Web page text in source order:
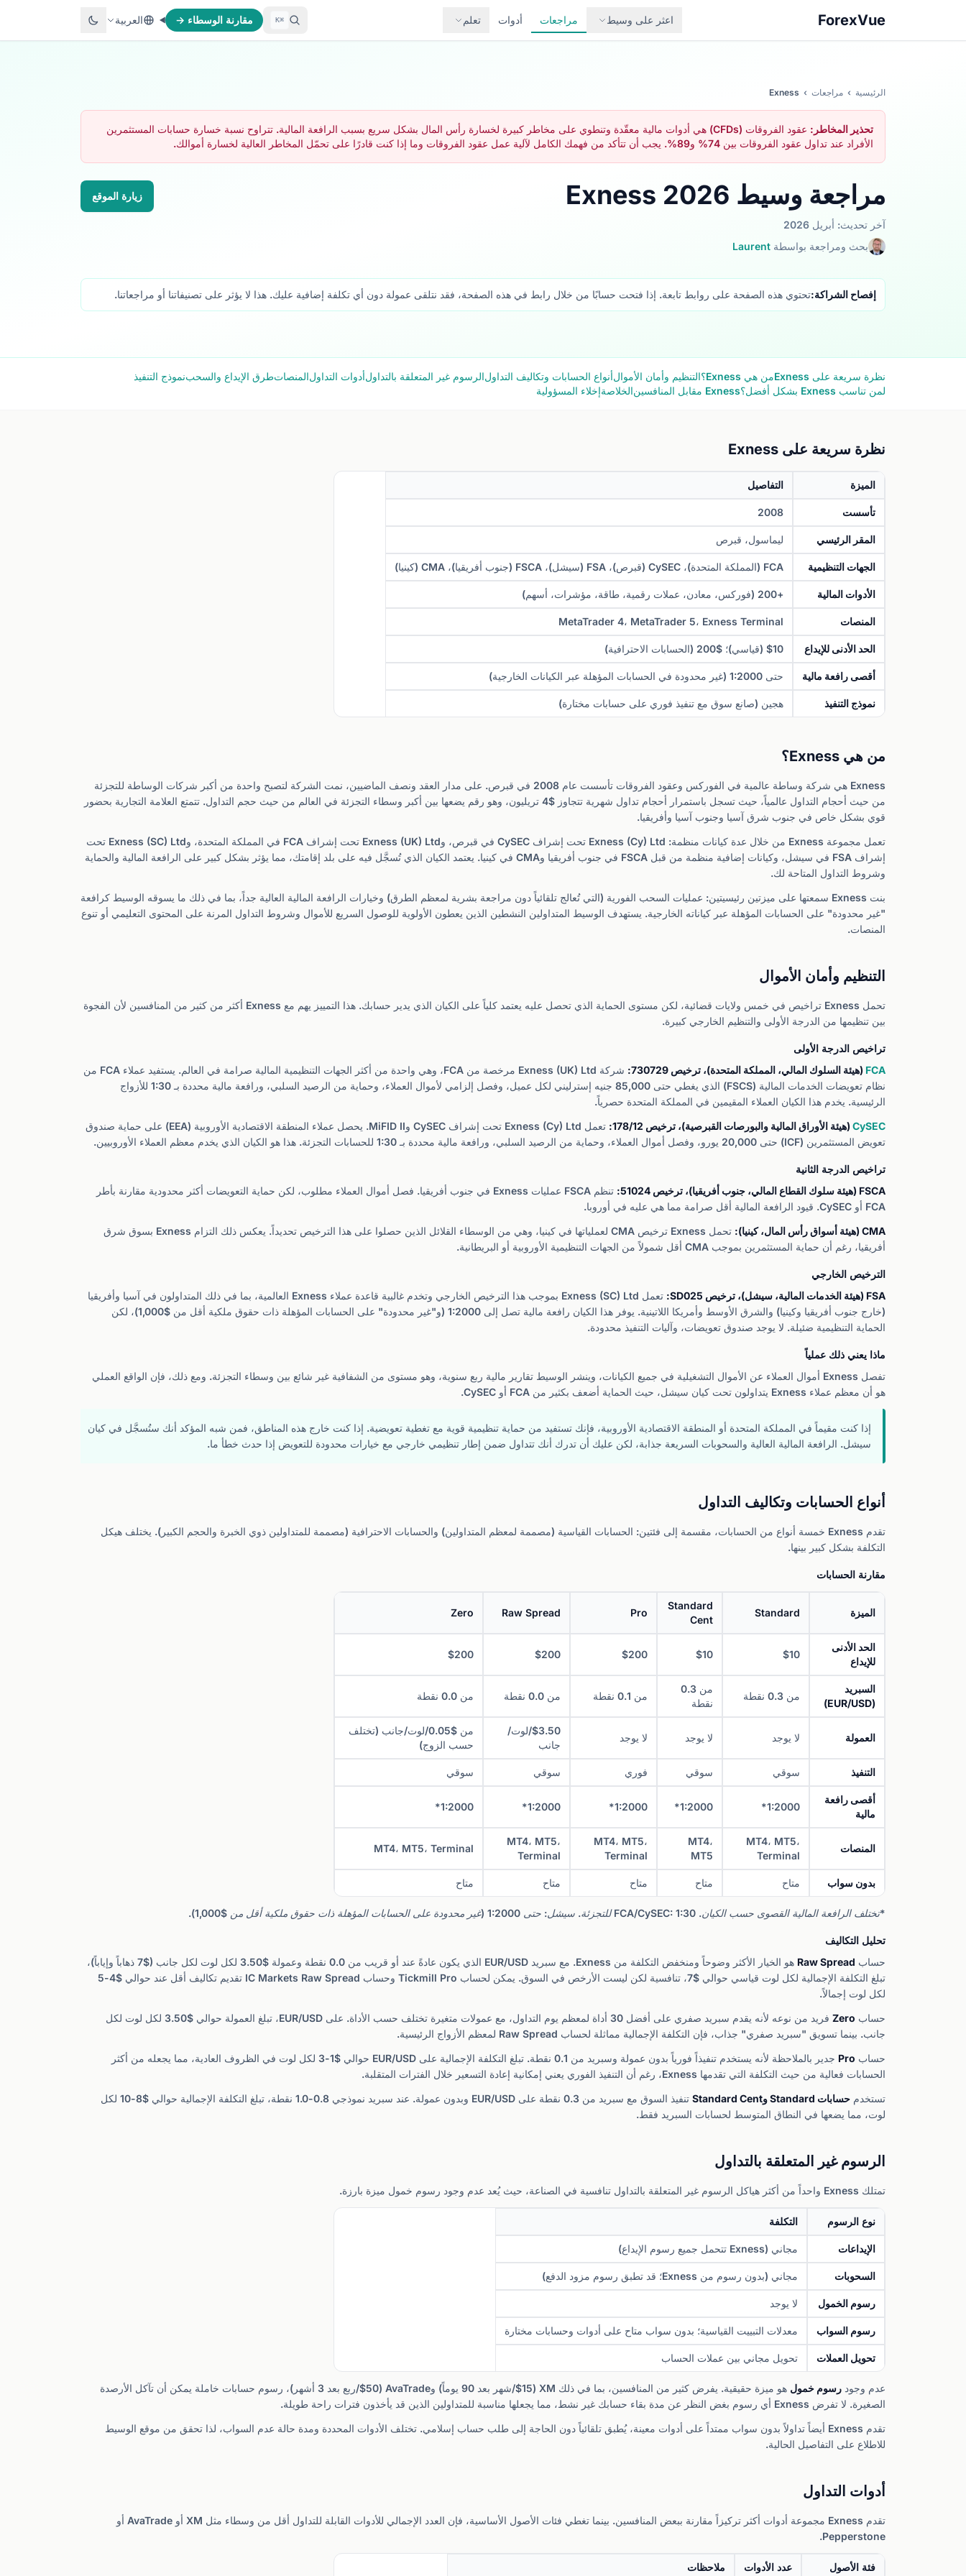
ForexVue اعثر على وسيط مراجعات أدوات تعلم ⌘K مقارنة الوسطاء → العربية
الرئيسية › مراجعات ›
Exness
تحذير المخاطر:
عقود الفروقات (CFDs) هي أدوات مالية معقّدة وتنطوي على مخاطر كبيرة لخسارة رأس المال بشكل سريع بسبب الرافعة المالية. تتراوح نسبة خسارة حسابات المستثمرين
الأفراد عند تداول عقود الفروقات بين 74% و89%. يجب أن تتأكد من فهمك الكامل لآلية عمل عقود الفروقات وما إذا كنت قادرًا على تحمّل المخاطر العالية لخسارة أموالك.
مراجعة وسيط Exness 2026
آخر تحديث: أبريل 2026
بحث ومراجعة بواسطة Laurent
زيارة الموقع
إفصاح الشراكة:تحتوي هذه الصفحة على روابط تابعة. إذا فتحت حسابًا من خلال رابط في هذه الصفحة، فقد نتلقى عمولة دون أي تكلفة إضافية عليك. هذا لا يؤثر على تصنيفاتنا أو مراجعاتنا.
نظرة سريعة على Exness من هي Exness؟ التنظيم وأمان الأموالأنواع الحسابات وتكاليف التداولالرسوم غير المتعلقة بالتداولأدوات التداولالمنصاتطرق الإيداع والسحبنموذج التنفيذ
لمن تناسب Exness بشكل أفضل؟
Exness مقابل المنافسين الخلاصةإخلاء المسؤولية
نظرة سريعة على Exness
الميزة التفاصيل
تأسست 2008
المقر الرئيسي ليماسول، قبرص
الجهات التنظيمية FCA (المملكة المتحدة)، CySEC (قبرص)، FSA (سيشل)، FSCA (جنوب أفريقيا)، CMA (كينيا)
الأدوات المالية +200 (فوركس، معادن، عملات رقمية، طاقة، مؤشرات، أسهم)
المنصات MetaTrader 4، MetaTrader 5، Exness Terminal
الحد الأدنى للإيداع $10 (قياسي)؛ $200 (الحسابات الاحترافية)
أقصى رافعة مالية حتى 1:2000 (غير محدودة في الحسابات المؤهلة عبر الكيانات الخارجية)
نموذج التنفيذ هجين (صانع سوق مع تنفيذ فوري على حسابات مختارة)
من هي Exness؟
Exness هي شركة وساطة عالمية في الفوركس وعقود الفروقات تأسست عام 2008 في قبرص. على مدار العقد ونصف الماضيين، نمت الشركة لتصبح واحدة من أكبر شركات الوساطة للتجزئة
من حيث أحجام التداول عالمياً، حيث تسجل باستمرار أحجام تداول شهرية تتجاوز $4 تريليون، وهو رقم يضعها بين أكبر وسطاء التجزئة في العالم من حيث حجم التداول. تتمتع العلامة التجارية بحضور
قوي بشكل خاص في جنوب شرق آسيا وجنوب آسيا وأفريقيا.
تعمل مجموعة Exness من خلال عدة كيانات منظمة: Exness (Cy) Ltd تحت إشراف CySEC في قبرص، وExness (UK) Ltd تحت إشراف FCA في المملكة المتحدة، وExness (SC) Ltd تحت
إشراف FSA في سيشل، وكيانات إضافية منظمة من قبل FSCA في جنوب أفريقيا وCMA في كينيا. يعتمد الكيان الذي تُسجَّل فيه على بلد إقامتك، مما يؤثر بشكل كبير على الرافعة المالية والحماية
وشروط التداول المتاحة لك.
بنت Exness سمعتها على ميزتين رئيسيتين: عمليات السحب الفورية (التي تُعالج تلقائياً دون مراجعة بشرية لمعظم الطرق) وخيارات الرافعة المالية العالية جداً، بما في ذلك ما يسوقه الوسيط كرافعة
"غير محدودة" على الحسابات المؤهلة عبر كياناته الخارجية. يستهدف الوسيط المتداولين النشطين الذين يعطون الأولوية للوصول السريع للأموال وشروط التداول المرنة على المحتوى التعليمي أو تنوع
المنصات.
التنظيم وأمان الأموال
تحمل Exness تراخيص في خمس ولايات قضائية، لكن مستوى الحماية الذي تحصل عليه يعتمد كلياً على الكيان الذي يدير حسابك. هذا التمييز يهم مع Exness أكثر من كثير من المنافسين لأن الفجوة
بين تنظيمها من الدرجة الأولى والتنظيم الخارجي كبيرة.
تراخيص الدرجة الأولى
FCA (هيئة السلوك المالي، المملكة المتحدة)، ترخيص 730729:
شركة Exness (UK) Ltd مرخصة من FCA، وهي واحدة من أكثر الجهات التنظيمية المالية صرامة في العالم. يستفيد عملاء FCA من
نظام تعويضات الخدمات المالية (FSCS) الذي يغطي حتى 85,000 جنيه إسترليني لكل عميل، وفصل إلزامي لأموال العملاء، وحماية من الرصيد السلبي، ورافعة مالية محددة بـ 1:30 للأزواج
الرئيسية. يخدم هذا الكيان العملاء المقيمين في المملكة المتحدة حصرياً.
CySEC (هيئة الأوراق المالية والبورصات القبرصية)، ترخيص 178/12:
تعمل Exness (Cy) Ltd تحت إشراف CySEC وMiFID II. يحصل عملاء المنطقة الاقتصادية الأوروبية (EEA) على حماية صندوق
تعويض المستثمرين (ICF) حتى 20,000 يورو، وفصل أموال العملاء، وحماية من الرصيد السلبي، ورافعة مالية محددة بـ 1:30 للحسابات التجزئة. هذا هو الكيان الذي يخدم معظم العملاء الأوروبيين.
تراخيص الدرجة الثانية
FSCA (هيئة سلوك القطاع المالي، جنوب أفريقيا)، ترخيص 51024:
تنظم FSCA عمليات Exness في جنوب أفريقيا. فصل أموال العملاء مطلوب، لكن حماية التعويضات أكثر محدودية مقارنة بأطر
FCA أو CySEC. قيود الرافعة المالية أقل صرامة مما هي عليه في أوروبا.
CMA (هيئة أسواق رأس المال، كينيا):
تحمل Exness ترخيص CMA لعملياتها في كينيا، وهي من الوسطاء القلائل الذين حصلوا على هذا الترخيص تحديداً. يعكس ذلك التزام Exness بسوق شرق
أفريقيا، رغم أن حماية المستثمرين بموجب CMA أقل شمولاً من الجهات التنظيمية الأوروبية أو البريطانية.
الترخيص الخارجي
FSA (هيئة الخدمات المالية، سيشل)، ترخيص SD025:
تعمل Exness (SC) Ltd بموجب هذا الترخيص الخارجي وتخدم غالبية قاعدة عملاء Exness العالمية، بما في ذلك المتداولون في آسيا وأفريقيا
(خارج جنوب أفريقيا وكينيا) والشرق الأوسط وأمريكا اللاتينية. يوفر هذا الكيان رافعة مالية تصل إلى 1:2000 (و"غير محدودة" على الحسابات المؤهلة ذات حقوق ملكية أقل من $1,000)، لكن
الحماية التنظيمية ضئيلة. لا يوجد صندوق تعويضات، وآليات التنفيذ محدودة.
ماذا يعني ذلك عملياً
تفصل Exness أموال العملاء عن الأموال التشغيلية في جميع الكيانات، وينشر الوسيط تقارير مالية ربع سنوية، وهو مستوى من الشفافية غير شائع بين وسطاء التجزئة. ومع ذلك، فإن الواقع العملي
هو أن معظم عملاء Exness يتداولون تحت كيان سيشل، حيث الحماية أضعف بكثير من FCA أو CySEC.
إذا كنت مقيماً في المملكة المتحدة أو المنطقة الاقتصادية الأوروبية، فإنك تستفيد من حماية تنظيمية قوية مع تغطية تعويضية. إذا كنت خارج هذه المناطق، فمن شبه المؤكد أنك ستُسجَّل في كيان
سيشل. الرافعة المالية العالية والسحوبات السريعة جذابة، لكن عليك أن تدرك أنك تتداول ضمن إطار تنظيمي خارجي مع خيارات محدودة للتعويض إذا حدث خطأ ما.
أنواع الحسابات وتكاليف التداول
تقدم Exness خمسة أنواع من الحسابات، مقسمة إلى فئتين: الحسابات القياسية (مصممة لمعظم المتداولين) والحسابات الاحترافية (مصممة للمتداولين ذوي الخبرة والحجم الكبير). يختلف هيكل
التكلفة بشكل كبير بينها.
مقارنة الحسابات
الميزة Standard
Standard
Cent
Pro
Raw Spread
Zero
الحد الأدنى
للإيداع
$10
$10
$200
$200
$200
السبريد
(EUR/USD)
من 0.3 نقطة
من 0.3
نقطة
من 0.1 نقطة من 0.0 نقطة من 0.0 نقطة
العمولة لا يوجد لا يوجد لا يوجد
$3.50/لوت/
جانب
من $0.05/لوت/جانب (تختلف
حسب الزوج)
التنفيذ سوقي سوقي فوري سوقي سوقي
أقصى رافعة
مالية
1:2000*
1:2000*
1:2000*
1:2000*
1:2000*
المنصات
MT4، MT5،
Terminal
MT4،
MT5
MT4، MT5،
Terminal
MT4، MT5،
Terminal
MT4، MT5، Terminal
بدون سواب متاح متاح متاح متاح متاح
*تختلف الرافعة المالية القصوى حسب الكيان. FCA/CySEC: 1:30 للتجزئة. سيشل: حتى 1:2000 (غير محدودة على الحسابات المؤهلة ذات حقوق ملكية أقل من $1,000).
تحليل التكاليف
حساب Raw Spread
هو الخيار الأكثر وضوحاً ومنخفض التكلفة من Exness. مع سبريد EUR/USD الذي يكون عادةً عند أو قريب من 0.0 نقطة وعمولة $3.50 لكل لوت لكل جانب ($7 ذهاباً وإياباً)،
تبلغ التكلفة الإجمالية لكل لوت قياسي حوالي $7، تنافسية لكن ليست الأرخص في السوق. يمكن لحساب Tickmill Pro وحساب IC Markets Raw Spread تقديم تكاليف أقل عند حوالي $4-5
لكل لوت إجمالاً.
حساب Zero
فريد من نوعه لأنه يقدم سبريد صفري على أفضل 30 أداة لمعظم يوم التداول، مع عمولات متغيرة تختلف حسب الأداة. على EUR/USD، تبلغ العمولة حوالي $3.50 لكل لوت لكل
جانب. بينما تسويق "سبريد صفري" جذاب، فإن التكلفة الإجمالية مماثلة لحساب Raw Spread لمعظم الأزواج الرئيسية.
حساب Pro
جدير بالملاحظة لأنه يستخدم تنفيذاً فورياً بدون عمولة وسبريد من 0.1 نقطة. تبلغ التكلفة الإجمالية على EUR/USD حوالي $1-3 لكل لوت في الظروف العادية، مما يجعله من أكثر
الحسابات فعالية من حيث التكلفة التي تقدمها Exness، رغم أن التنفيذ الفوري يعني إمكانية إعادة التسعير خلال الفترات المتقلبة.
تستخدم حسابات Standard وStandard Cent
تنفيذ السوق مع سبريد من 0.3 نقطة على EUR/USD وبدون عمولة. عند سبريد نموذجي 0.8-1.0 نقطة، تبلغ التكلفة الإجمالية حوالي $8-10 لكل
لوت، مما يضعها في النطاق المتوسط لحسابات السبريد فقط.
الرسوم غير المتعلقة بالتداول
تمتلك Exness واحداً من أكثر هياكل الرسوم غير المتعلقة بالتداول تنافسية في الصناعة، حيث يُعد عدم وجود رسوم خمول ميزة بارزة.
نوع الرسوم التكلفة
الإيداعات مجاني (Exness تتحمل جميع رسوم الإيداع)
السحوبات مجاني (بدون رسوم من Exness؛ قد تطبق رسوم مزود الدفع)
رسوم الخمول لا يوجد
رسوم السواب معدلات التبييت القياسية؛ بدون سواب متاح على أدوات وحسابات مختارة
تحويل العملات تحويل مجاني بين عملات الحساب
عدم وجود رسوم خمول
هو ميزة حقيقية. يفرض كثير من المنافسين، بما في ذلك XM ($15/شهر بعد 90 يوماً) وAvaTrade ($50/ربع بعد 3 أشهر)، رسوم حسابات خاملة يمكن أن تآكل الأرصدة
الصغيرة. لا تفرض Exness أي رسوم بغض النظر عن مدة بقاء حسابك غير نشط، مما يجعلها مناسبة للمتداولين الذين قد يأخذون فترات راحة طويلة.
تقدم Exness أيضاً تداولاً بدون سواب ممتداً على أدوات معينة، يُطبق تلقائياً دون الحاجة إلى طلب حساب إسلامي. تختلف الأدوات المحددة ومدة حالة عدم السواب، لذا تحقق من موقع الوسيط
للاطلاع على التفاصيل الحالية.
أدوات التداول
تقدم Exness مجموعة أدوات أكثر تركيزاً مقارنة ببعض المنافسين. بينما تغطي فئات الأصول الأساسية، فإن العدد الإجمالي للأدوات القابلة للتداول أقل من وسطاء مثل XM أو AvaTrade أو
Pepperstone.
فئة الأصول عدد الأدوات ملاحظات